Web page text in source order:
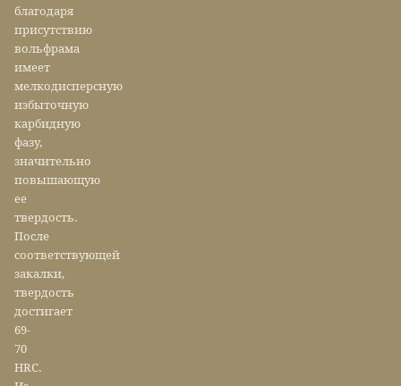
благодаря
присутствию
вольфрама
имеет
мелкодисперсную
избыточную
карбидную
фазу,
значительно
повышающую
ее
твердость.
После
соответствующей
закалки,
твердость
достигает
69-
70
HRC.